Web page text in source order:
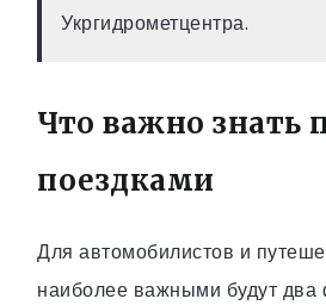
Укргидрометцентра.
Что важно знать
поездками
Для автомобилистов и
наиболее важными будут два